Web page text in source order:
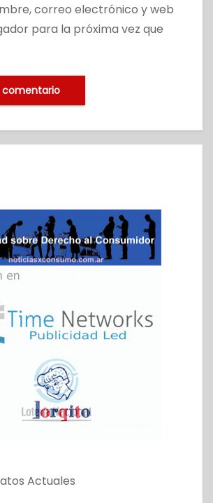
correo electrónico y web
para la próxima vez que
Actuales